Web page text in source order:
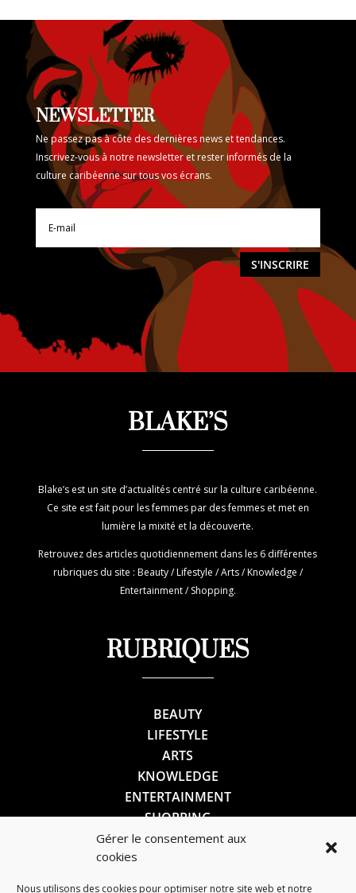
Gérer le consentement aux
cookies
Nous utilisons des cookies pour optimiser notre site web et notre
NEWSLETTER
Ne passez pas à côte des dernières news et tendances.
Inscrivez-vous à notre newsletter et rester informés de la
culture caribéenne sur tous vos écrans.
S'INSCRIRE
BLAKE’S
Blake’s est un site d’actualités centré sur la culture caribéenne.
Ce site est fait pour les femmes par des femmes et met en
lumière la mixité et la découverte.
Retrouvez des articles quotidiennement dans les 6 différentes
rubriques du site : Beauty / Lifestyle / Arts / Knowledge /
Entertainment / Shopping.
RUBRIQUES
BEAUTY
LIFESTYLE
ARTS
KNOWLEDGE
ENTERTAINMENT
SHOPPING
SUIVEZ-NOUS